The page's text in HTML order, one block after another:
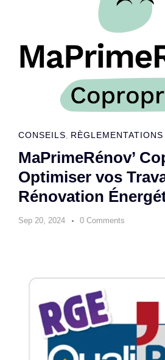
CONSEILS RÈGLEMENTATIONS
MaPrimeRénov’
Optimiser vos
Rénovation
Sep 20, 2024 0 Comments